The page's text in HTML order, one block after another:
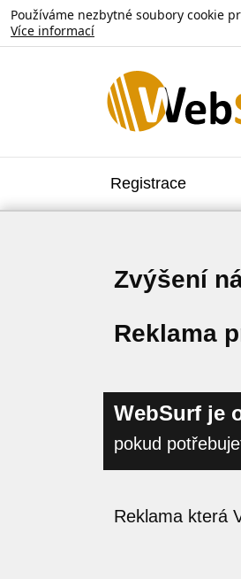
Používáme nezbytné soubory cookie
Více informací
Registrace
Zvýšení
Reklama
WebSurf je
pokud
Reklama která